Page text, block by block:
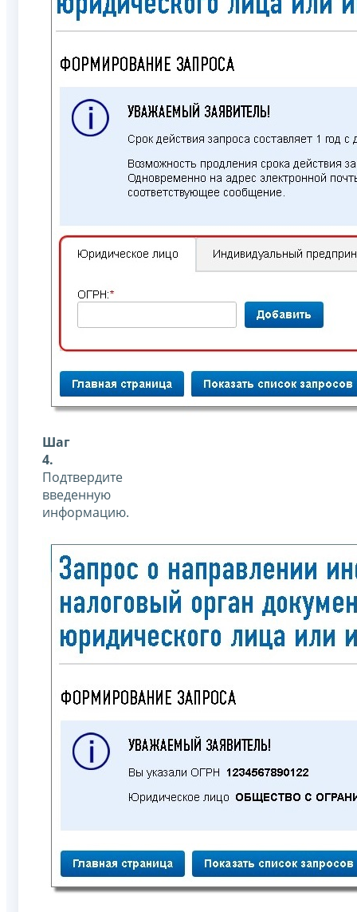
Шаг
4.
Подтвердите
введенную
информацию.